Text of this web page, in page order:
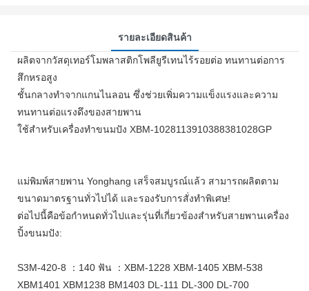
รายละเอียดสินค้า
ผลิตจากวัสดุเทอร์โมพลาสติกโพลียูรีเทนไร้รอยต่อ ทนทานต่อการ
สึกหรอสูง
ชั้นกลางทำจากแกนไนลอน ซึ่งช่วยเพิ่มความแข็งแรงและความ
ทนทานต่อแรงดึงของสายพาน
ใช้สำหรับเครื่องทำขนมปัง XBM-1028113910388381028GP
แม่พิมพ์สายพาน Yonghang เสร็จสมบูรณ์แล้ว สามารถผลิตตาม
ขนาดมาตรฐานทั่วไปได้ และรองรับการสั่งทำพิเศษ!
ต่อไปนี้คือข้อกำหนดทั่วไปและรุ่นที่เกี่ยวข้องสำหรับสายพานเครื่อง
ปิ้งขนมปัง:
S3M-420-8 ：140 ฟัน ：XBM-1228 XBM-1405 XBM-538
XBM1401 XBM1238 BM1403 DL-111 DL-300 DL-700